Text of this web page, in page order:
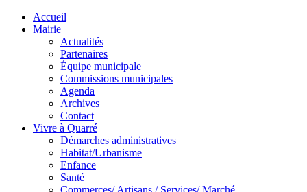
Accueil
Mairie
Actualités
Partenaires
Équipe municipale
Commissions municipales
Agenda
Archives
Contact
Vivre à Quarré
Démarches administratives
Habitat/Urbanisme
Enfance
Santé
Commerces/ Artisans / Services/ Marché